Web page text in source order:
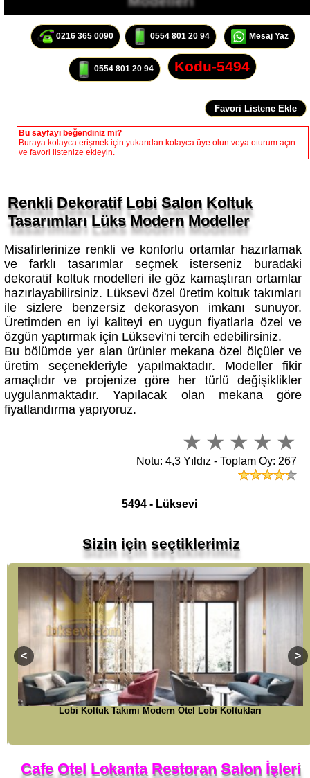
0216 365 0090 0554 801 20 94 Mesaj Yaz
0554 801 20 94 Kodu-5494
Buraya kolayca erişmek için yukarıdan kolayca üye olun veya oturum açın
ve favori listenize ekleyin.
Tasarımları Lüks Modern Modeller
Misafirlerinize renkli ve konforlu ortamlar hazırlamak
ve farklı tasarımlar seçmek isterseniz buradaki
dekoratif koltuk modelleri ile göz kamaştıran ortamlar
hazırlayabilirsiniz. Lüksevi özel üretim koltuk takımları
ile sizlere benzersiz dekorasyon imkanı sunuyor.
Üretimden en iyi kaliteyi en uygun fiyatlarla özel ve
özgün yaptırmak için Lüksevi'ni tercih edebilirsiniz.
Bu bölümde yer alan ürünler mekana özel ölçüler ve
üretim seçenekleriyle yapılmaktadır. Modeller fikir
amaçlıdır ve projenize göre her türlü değişiklikler
uygulanmaktadır. Yapılacak olan mekana göre
fiyatlandırma yapıyoruz.
Notu: 4,3 Yıldız - Toplam Oy: 267
Chester Sedir Koltuk Modelleri Lüks Cafe Restoran Tasarımları
Cafe Otel Lokanta Restoran Salon İşleri